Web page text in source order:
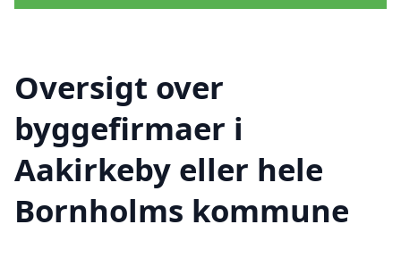
Oversigt over
byggefirmaer i
Aakirkeby eller hele
Bornholms kommune